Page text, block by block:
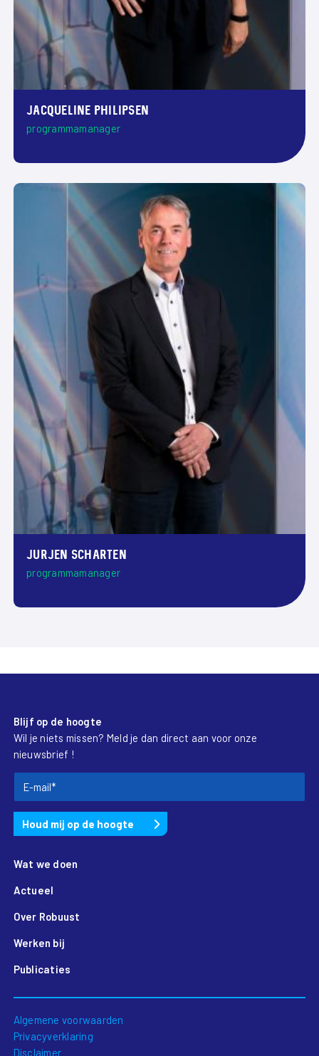
Jacqueline Philipsen
programmamanager
Jurjen Scharten
programmamanager
Blijf op de hoogte
Wil je niets missen? Meld je dan direct aan voor onze
nieuwsbrief !
Wat we doen
Actueel
Over Robuust
Werken bij
Publicaties
Algemene voorwaarden
Privacyverklaring
Disclaimer